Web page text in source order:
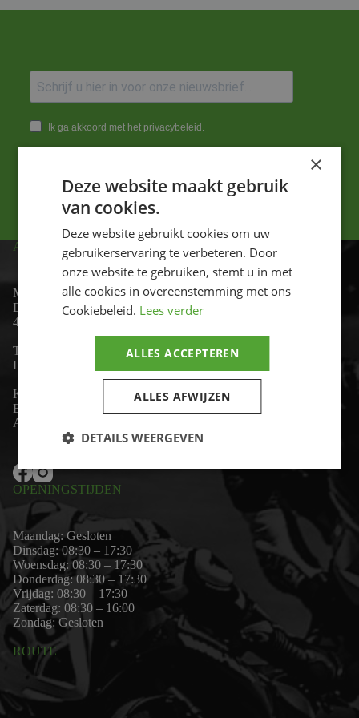
Ik ga akkoord met het privacybeleid.
ADRES
Motor-id
De Lind 17
4841 KC Prinsenbeek
Telefoon:
+31 (0)76 - 54 11 888
Email:
K.v.K: 80530338
B.T.W-nummer: NL861703947B01
Algemene voorwaarden
OPENINGSTIJDEN
Maandag: Gesloten
Dinsdag: 08:30 – 17:30
Woensdag: 08:30 – 17:30
Donderdag: 08:30 – 17:30
Vrijdag: 08:30 – 17:30
Zaterdag: 08:30 – 16:00
Zondag: Gesloten
ROUTE
×
Deze website maakt gebruik
van cookies.
Deze website gebruikt cookies om uw
gebruikerservaring te verbeteren. Door
onze website te gebruiken, stemt u in met
alle cookies in overeenstemming met ons
Cookiebeleid. Lees verder
ALLES ACCEPTEREN
ALLES AFWIJZEN
DETAILS WEERGEVEN